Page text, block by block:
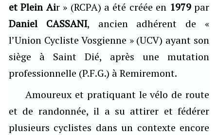
et Plein Air » (RCPA) a été créée en 1979par
Daniel CASSANI, ancien adhérent de «
l’Union Cycliste Vosgienne » (UCV) ayant son
siège à Saint Dié, après une mutation
professionnelle (P.F.G.) à Remiremont.
Amoureux et pratiquant le vélo de route
et de randonnée, il a su attirer et fédérer
plusieurs cyclistes dans un contexte encore